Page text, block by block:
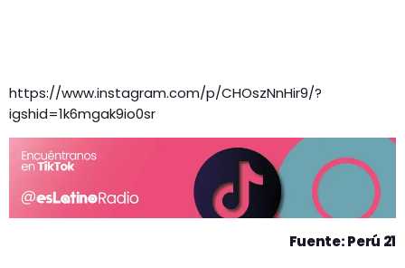
https://www.instagram.com/p/CHOszNnHir9/?
igshid=1k6mgak9io0sr
Fuente: Perú 21